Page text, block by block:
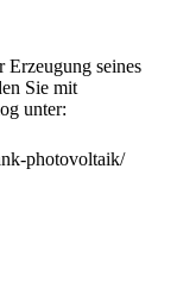
seines
Sie mit
unter:
photovoltaik/